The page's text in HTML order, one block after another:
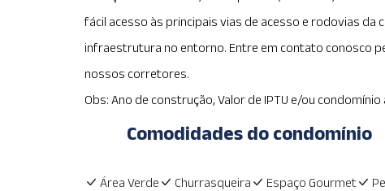
fácil acesso às principais vias de acesso e rodovias da
infraestrutura no entorno. Entre em contato conosco
nossos corretores.
Obs: Ano de construção, Valor de IPTU e/ou condomínio
Comodidades do condomínio
Área Verde Churrasqueira Espaço Gourmet